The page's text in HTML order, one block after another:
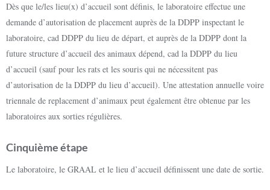
Dès que le/les lieu(x) d’accueil sont définis, le laboratoire effectue une
demande d’autorisation de placement auprès de la DDPP inspectant le
laboratoire, cad DDPP du lieu de départ, et auprès de la DDPP dont la
future structure d’accueil des animaux dépend, cad la DDPP du lieu
d’accueil (sauf pour les rats et les souris qui ne nécessitent pas
d’autorisation de la DDPP du lieu d’accueil). Une attestation annuelle voire
triennale de replacement d’animaux peut également être obtenue par les
laboratoires aux sorties régulières.
Cinquième étape
Le laboratoire, le GRAAL et le lieu d’accueil définissent une date de sortie.